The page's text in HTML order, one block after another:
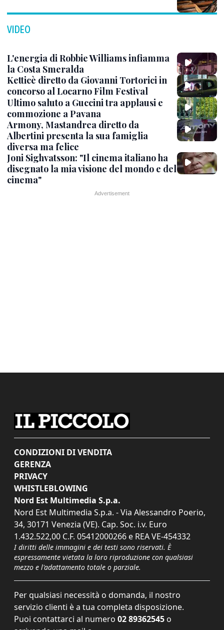
VIDEO
L'energia di Robbie Williams infiamma
la Costa Smeralda
Ketticè diretto da Giovanni Tortorici in
concorso al Locarno Film Festival
Ultimo saluto a Guccini tra applausi e
commozione a Pavana
Armony, Mastandrea diretto da
Albertini presenta la sua famiglia
diversa ma felice
Joni Sighvatsson: "Il cinema italiano ha
disegnato la mia visione del mondo e del
cinema"
CONDIZIONI DI VENDITA
GERENZA
PRIVACY
WHISTLEBLOWING
Nord Est Multimedia S.p.a.
Nord Est Multimedia S.p.a. - Via Alessandro Poerio,
34, 30171 Venezia (VE). Cap. Soc. i.v. Euro
1.432.522,00 C.F. 05412000266 e REA VE-454332
I diritti delle immagini e dei testi sono riservati. È
espressamente vietata la loro riproduzione con qualsiasi
mezzo e l'adattamento totale o parziale.
Per qualsiasi necessità o domanda, il nostro
servizio clienti è a tua completa disposizione.
Puoi contattarci al numero 02 89362545 o